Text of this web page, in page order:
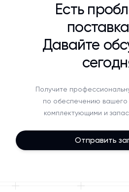
Есть
Давайте
Получите
по обеспечению вашего
комплектующими и
Отправить